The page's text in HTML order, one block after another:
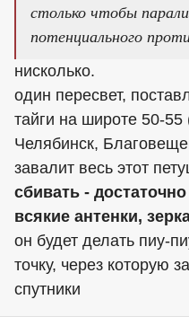
столько чтобы
потенциального
нисколько.
один пересвет,
тайги на широте 50-55
Челябинск,
завалит весь этот
сбивать -
всякие антенки,
он будет делать пиу-
точку, через которую
спутники